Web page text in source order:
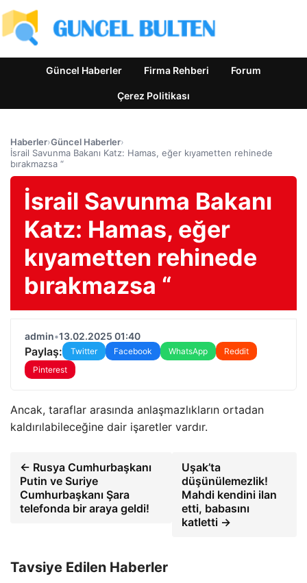
Güncel Haberler Firma Rehberi Forum
Çerez Politikası
Haberler›Güncel Haberler›
İsrail Savunma Bakanı Katz: Hamas, eğer kıyametten rehinede
bırakmazsa “
İsrail Savunma Bakanı
Katz: Hamas, eğer
kıyametten rehinede
bırakmazsa “
admin•13.02.2025 01:40
Paylaş: Twitter Facebook WhatsApp
Reddit
Pinterest
Ancak, taraflar arasında anlaşmazlıkların ortadan
kaldırılabileceğine dair işaretler vardır.
← Rusya Cumhurbaşkanı
Putin ve Suriye
Cumhurbaşkanı Şara
telefonda bir araya geldi!
Uşak’ta
düşünülemezlik!
Mahdi kendini ilan
etti, babasını
katletti →
Tavsiye Edilen Haberler